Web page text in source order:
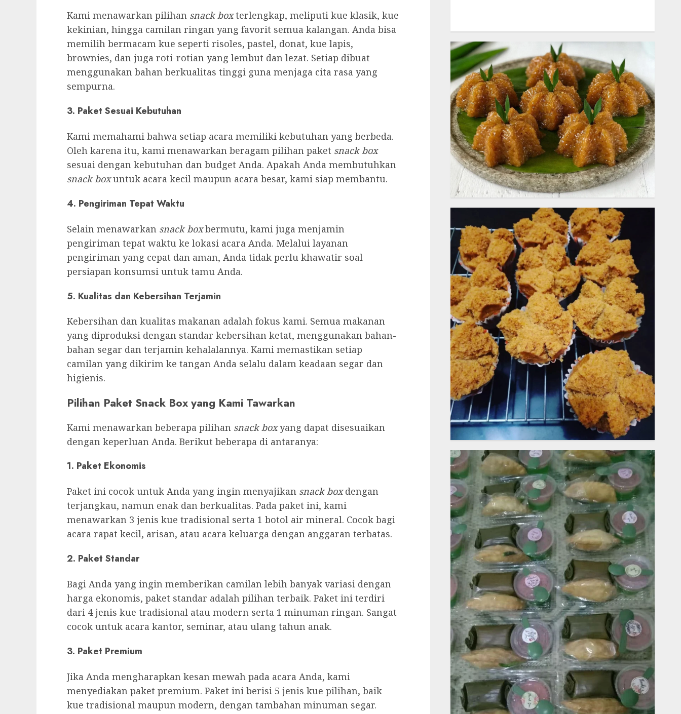
Kami menawarkan pilihan snack boxterlengkap, meliputi kue klasik, kue
kekinian, hingga camilan ringan yang favorit semua kalangan. Anda bisa
memilih bermacam kue seperti risoles, pastel, donat, kue lapis,
brownies, dan juga roti-rotian yang lembut dan lezat. Setiap dibuat
menggunakan bahan berkualitas tinggi guna menjaga cita rasa yang
sempurna.
3. Paket Sesuai Kebutuhan
Kami memahami bahwa setiap acara memiliki kebutuhan yang berbeda.
Oleh karena itu, kami menawarkan beragam pilihan paket snack box
sesuai dengan kebutuhan dan budget Anda. Apakah Anda membutuhkan
snack boxuntuk acara kecil maupun acara besar, kami siap membantu.
4. Pengiriman Tepat Waktu
Selain menawarkan snack boxbermutu, kami juga menjamin
pengiriman tepat waktu ke lokasi acara Anda. Melalui layanan
pengiriman yang cepat dan aman, Anda tidak perlu khawatir soal
persiapan konsumsi untuk tamu Anda.
5. Kualitas dan Kebersihan Terjamin
Kebersihan dan kualitas makanan adalah fokus kami. Semua makanan
yang diproduksi dengan standar kebersihan ketat, menggunakan bahan-
bahan segar dan terjamin kehalalannya. Kami memastikan setiap
camilan yang dikirim ke tangan Anda selalu dalam keadaan segar dan
higienis.
Pilihan Paket Snack Box yang Kami Tawarkan
Kami menawarkan beberapa pilihan snack boxyang dapat disesuaikan
dengan keperluan Anda. Berikut beberapa di antaranya:
1. Paket Ekonomis
Paket ini cocok untuk Anda yang ingin menyajikan snack boxdengan
terjangkau, namun enak dan berkualitas. Pada paket ini, kami
menawarkan 3 jenis kue tradisional serta 1 botol air mineral. Cocok bagi
acara rapat kecil, arisan, atau acara keluarga dengan anggaran terbatas.
2. Paket Standar
Bagi Anda yang ingin memberikan camilan lebih banyak variasi dengan
harga ekonomis, paket standar adalah pilihan terbaik. Paket ini terdiri
dari 4 jenis kue tradisional atau modern serta 1 minuman ringan. Sangat
cocok untuk acara kantor, seminar, atau ulang tahun anak.
3. Paket Premium
Jika Anda mengharapkan kesan mewah pada acara Anda, kami
menyediakan paket premium. Paket ini berisi 5 jenis kue pilihan, baik
kue tradisional maupun modern, dengan tambahan minuman segar.